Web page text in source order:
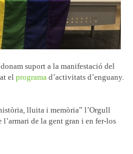
suport a la manifestació del
el programa d’activitats d’enguany.
lluita i memòria” l’Orgull
l’armari de la gent gran i en fer-los